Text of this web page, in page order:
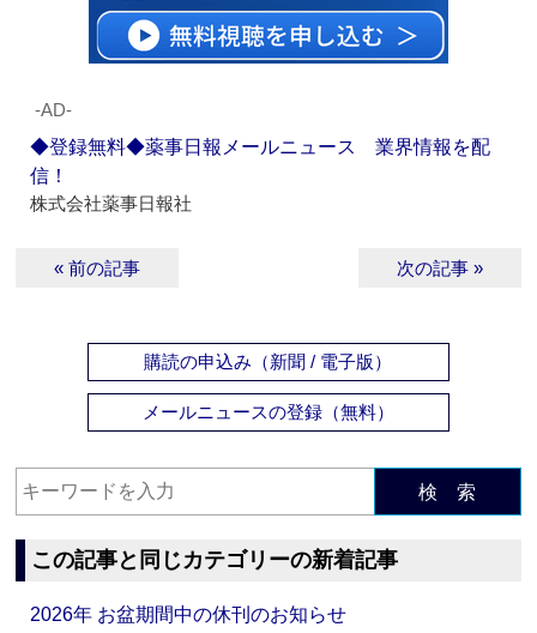
‐AD‐
◆登録無料◆薬事日報メールニュース 業界情報を配
信！
株式会社薬事日報社
« 前の記事 次の記事 »
購読の申込み（新聞 / 電子版）
メールニュースの登録（無料）
検 索
この記事と同じカテゴリーの新着記事
2026年 お盆期間中の休刊のお知らせ